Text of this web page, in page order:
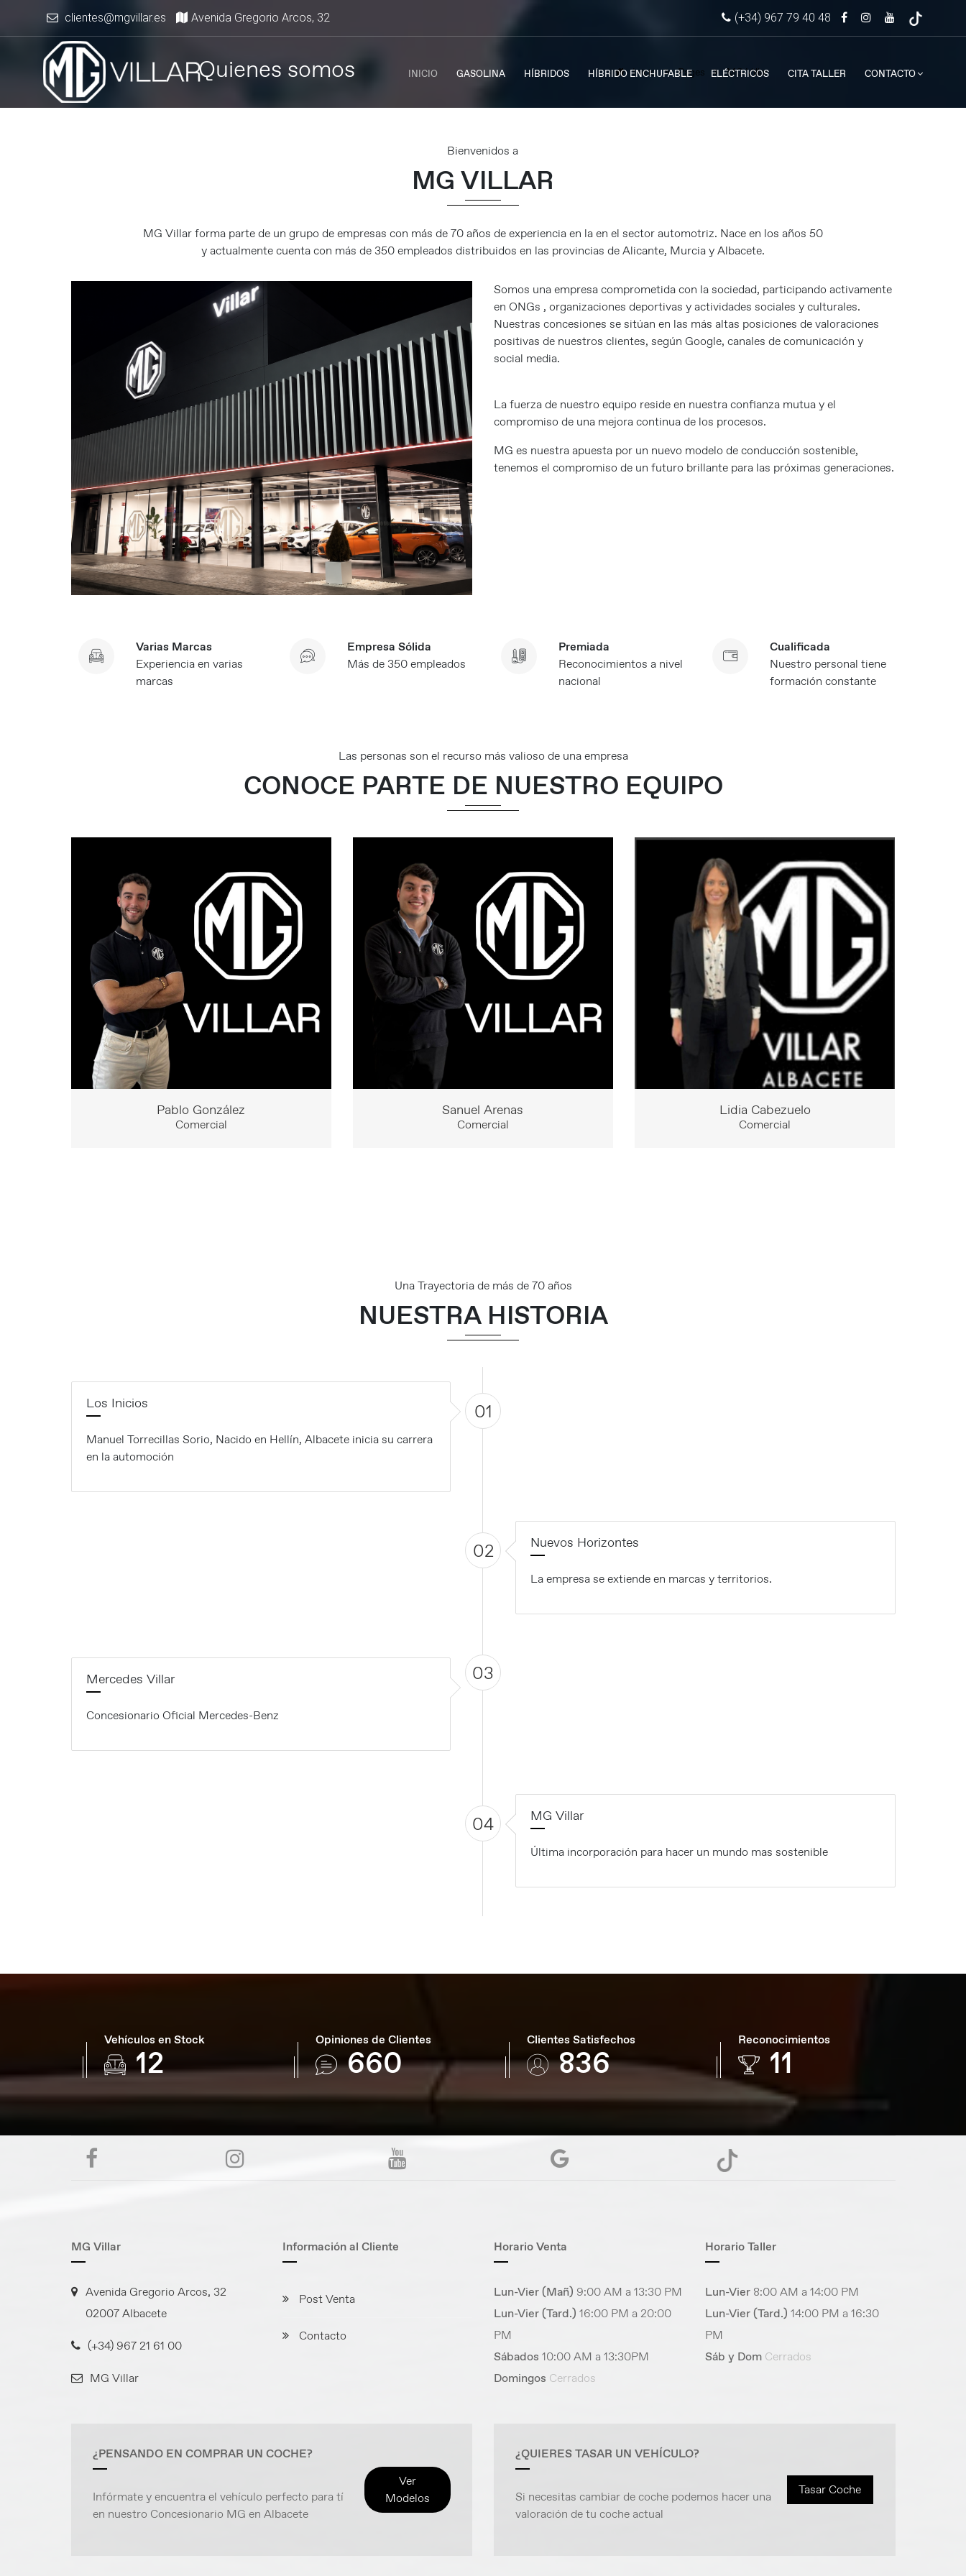
clientes@mgvillar.es Avenida Gregorio Arcos, 32 (+34) 967 79 40 48
INICIO GASOLINA HÍBRIDOS HÍBRIDO ENCHUFABLE ELÉCTRICOS CITA TALLER CONTACTO
Quienes somos Inicio Pages MG Villar
Bienvenidos a
MG VILLAR
MG Villar forma parte de un grupo de empresas con más de 70 años de experiencia en la en el sector automotriz. Nace en los años 50
y actualmente cuenta con más de 350 empleados distribuidos en las provincias de Alicante, Murcia y Albacete.
Somos una empresa comprometida con la sociedad, participando activamente
en ONGs , organizaciones deportivas y actividades sociales y culturales.
Nuestras concesiones se sitúan en las más altas posiciones de valoraciones
positivas de nuestros clientes, según Google, canales de comunicación y
social media.
La fuerza de nuestro equipo reside en nuestra confianza mutua y el
compromiso de una mejora continua de los procesos.
MG es nuestra apuesta por un nuevo modelo de conducción sostenible,
tenemos el compromiso de un futuro brillante para las próximas generaciones.
Varias Marcas
Experiencia en varias
marcas
Empresa Sólida
Más de 350 empleados
Premiada
Reconocimientos a nivel
nacional
Cualificada
Nuestro personal tiene
formación constante
Las personas son el recurso más valioso de una empresa
CONOCE PARTE DE NUESTRO EQUIPO
Pablo González
Comercial
Sanuel Arenas
Comercial
Lidia Cabezuelo
Comercial
Una Trayectoria de más de 70 años
NUESTRA HISTORIA
01
Los Inicios
Manuel Torrecillas Sorio, Nacido en Hellín, Albacete inicia su carrera
en la automoción
02 Nuevos Horizontes
La empresa se extiende en marcas y territorios.
03
Mercedes Villar
Concesionario Oficial Mercedes-Benz
04 MG Villar
Última incorporación para hacer un mundo mas sostenible
Vehículos en Stock
18
Opiniones de Clientes
960
Clientes Satisfechos
1216
Reconocimientos
16
MG Villar
Avenida Gregorio Arcos, 32
02007 Albacete
(+34) 967 21 61 00
MG Villar
Información al Cliente
Post Venta
Contacto
Horario Venta
Lun-Vier (Mañ) 9:00 AM a 13:30 PM
Lun-Vier (Tard.) 16:00 PM a 20:00
PM
Sábados 10:00 AM a 13:30PM
Domingos Cerrados
Horario Taller
Lun-Vier 8:00 AM a 14:00 PM
Lun-Vier (Tard.) 14:00 PM a 16:30
PM
Sáb y Dom Cerrados
¿PENSANDO EN COMPRAR UN COCHE?
Infórmate y encuentra el vehículo perfecto para tí
en nuestro Concesionario MG en Albacete
Ver
Modelos
¿QUIERES TASAR UN VEHÍCULO?
Si necesitas cambiar de coche podemos hacer una
valoración de tu coche actual
Tasar Coche